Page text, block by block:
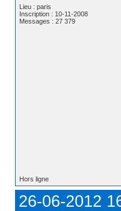
Lieu : paris
Inscription : 10-11-2008
Messages : 27 379
Hors ligne
26-06-2012